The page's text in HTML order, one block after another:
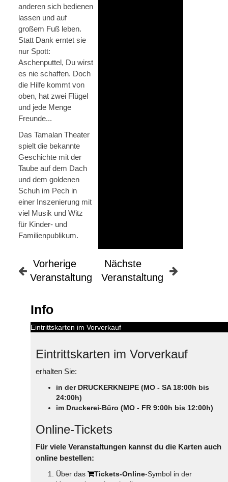
anderen sich bedienen
lassen und auf
großem Fuß leben.
Statt Dank erntet sie
nur Spott:
Aschenputtel, Du wirst
es nie schaffen. Doch
die Hilfe kommt von
oben, hat zwei Flügel
und jede Menge
Freunde...
Das Tamalan Theater
spielt die bekannte
Geschichte mit der
Taube auf dem Dach
und dem goldenen
Schuh im Pech in
einer Inszenierung mit
viel Musik und Witz
für Kinder- und
Familienpublikum.
Vorherige
Veranstaltung
Nächste
Veranstaltung
Info
Eintrittskarten im Vorverkauf
Eintrittskarten im Vorverkauf
erhalten Sie:
in der DRUCKERKNEIPE (MO - SA 18:00h bis
24:00h)
im Druckerei-Büro (MO - FR 9:00h bis 12:00h)
Online-Tickets
Für viele Veranstaltungen kannst du die Karten auch
online bestellen:
Über das Tickets-Online-Symbol in der